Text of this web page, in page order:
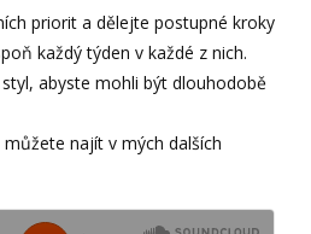
priorit a dělejte postupné kroky
každý týden v každé z nich.
abyste mohli být dlouhodobě
najít v mých dalších